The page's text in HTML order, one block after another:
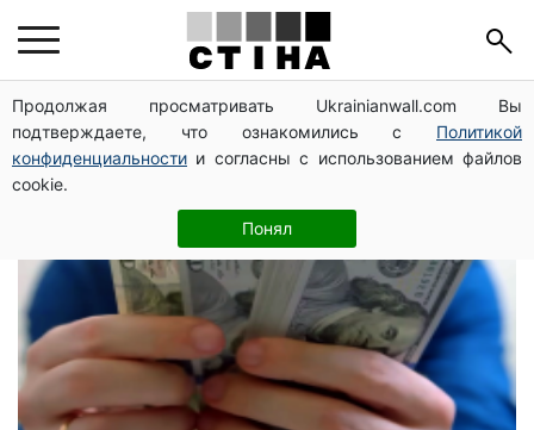
Продолжая просматривать Ukrainianwall.com Вы
подтверждаете, что ознакомились с Политикой
конфиденциальности и согласны с использованием файлов
cookie.
Понял
валюта